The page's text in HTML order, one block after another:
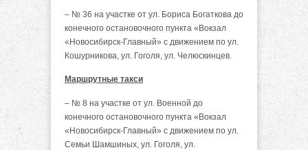
– № 36 на участке от ул. Бориса Богаткова до
конечного остановочного пункта «Вокзал
«Новосибирск-Главный» с движением по ул.
Кошурникова, ул. Гоголя, ул. Челюскинцев.
Маршрутные такси
– № 8 на участке от ул. Военной до
конечного остановочного пункта «Вокзал
«Новосибирск-Главный» с движением по ул.
Семьи Шамшиных, ул. Гоголя, ул.